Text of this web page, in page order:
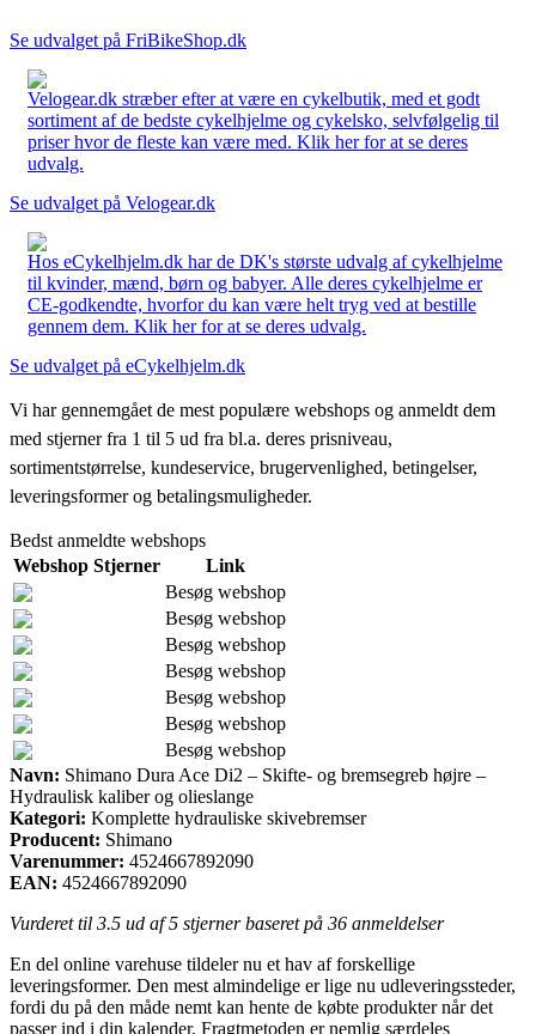
Se udvalget på FriBikeShop.dk
Velogear.dk stræber efter at være en cykelbutik, med et godt
sortiment af de bedste cykelhjelme og cykelsko, selvfølgelig til
priser hvor de fleste kan være med. Klik her for at se deres
udvalg.
Se udvalget på Velogear.dk
Hos eCykelhjelm.dk har de DK's største udvalg af cykelhjelme
til kvinder, mænd, børn og babyer. Alle deres cykelhjelme er
CE-godkendte, hvorfor du kan være helt tryg ved at bestille
gennem dem. Klik her for at se deres udvalg.
Se udvalget på eCykelhjelm.dk
Vi har gennemgået de mest populære webshops og anmeldt dem
med stjerner fra 1 til 5 ud fra bl.a. deres prisniveau,
sortimentstørrelse, kundeservice, brugervenlighed, betingelser,
leveringsformer og betalingsmuligheder.
Bedst anmeldte webshops
Webshop Stjerner
Link
Besøg webshop
Besøg webshop
Besøg webshop
Besøg webshop
Besøg webshop
Besøg webshop
Besøg webshop
Navn: Shimano Dura Ace Di2 – Skifte- og bremsegreb højre –
Hydraulisk kaliber og olieslange
Kategori: Komplette hydrauliske skivebremser
Producent: Shimano
Varenummer: 4524667892090
EAN: 4524667892090
Vurderet til 3.5 ud af 5 stjerner baseret på 36 anmeldelser
En del online varehuse tildeler nu et hav af forskellige
leveringsformer. Den mest almindelige er lige nu udleveringssteder,
fordi du på den måde nemt kan hente de købte produkter når det
passer ind i din kalender. Fragtmetoden er nemlig særdeles